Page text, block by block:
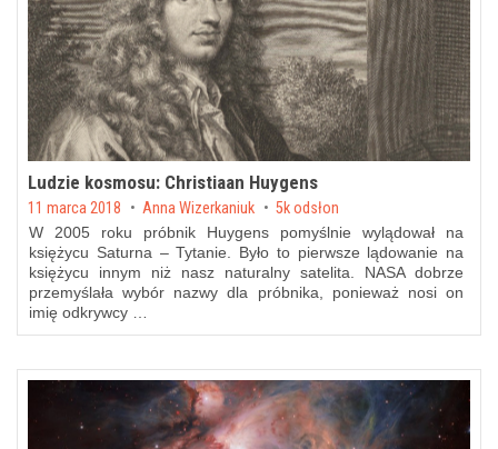
Ludzie kosmosu: Christiaan Huygens
Posted on
11 marca 2018 by Anna Wizerkaniuk 5k odsłon
W 2005 roku próbnik Huygens pomyślnie wylądował na
księżycu Saturna – Tytanie. Było to pierwsze lądowanie na
księżycu innym niż nasz naturalny satelita. NASA dobrze
przemyślała wybór nazwy dla próbnika, ponieważ nosi on
imię odkrywcy …